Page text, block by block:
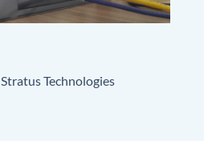
Stratus Technologies